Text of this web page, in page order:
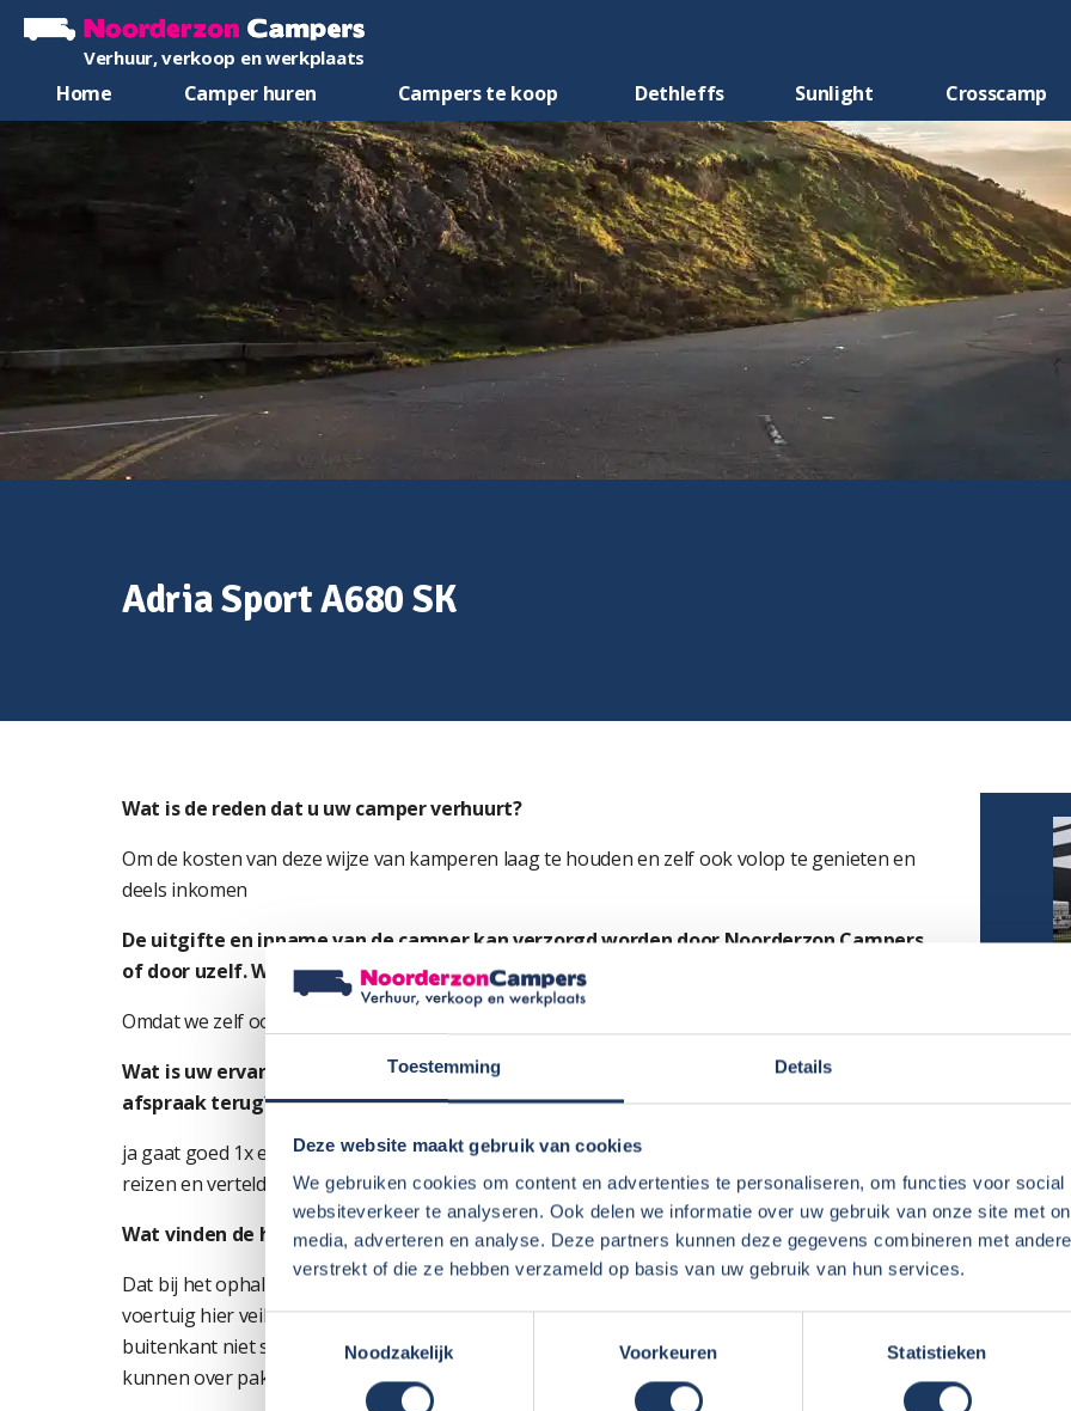
Toestemming Details
Deze website maakt gebruik van cookies
We gebruiken cookies om content en advertenties te personaliseren, om functies voor
websiteverkeer te analyseren. Ook delen we informatie over uw gebruik van onze site met
media, adverteren en analyse. Deze partners kunnen deze gegevens combineren met
verstrekt of die ze hebben verzameld op basis van uw gebruik van hun services.
Toestemmingsselectie
Noodzakelijk
Voorkeuren Statistieken
Verhuur, verkoop en werkplaats
Home Camper huren Campers te koop Dethleffs Sunlight Crosscamp
Adria Sport A680 SK
Wat is de reden dat u uw camper verhuurt?
Om de kosten van deze wijze van kamperen laag te houden en zelf ook volop te genieten en
deels inkomen
De uitgifte en inname van de camper kan verzorgd worden door Noorderzon Campers,
of door uzelf. Waarom heeft u ervoor gekozen om dat op de huidige wijze te doen?
Omdat we zelf ook verhuren is het fijn de uitgifte thuis te doen
Wat is uw ervaring met de huurders? Komt de camper over het algemeen conform
afspraak terug?
ja gaat goed 1x een klein verschil gehad met een klant maar deze mensen wilden teveel zien en
reizen en vertelden dat het niks was alle andere huurders zeer tevreden
Wat vinden de huurders leuk aan jullie camper en service?
Dat bij het ophalen en terug brengen de koffie met iets lekkers klaar staat Dat hun eigen
voertuig hier veilig kan staan de luxe van de campers het persoonlijk contact. Dat ze de
buitenkant niet schoon hoeven te maken (doen w zelf) Dat ze hier bij ons thuis de boel rustig
kunnen over pakken